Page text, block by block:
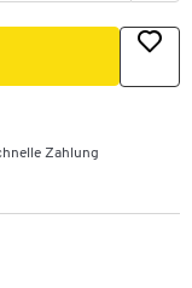
Zahlung